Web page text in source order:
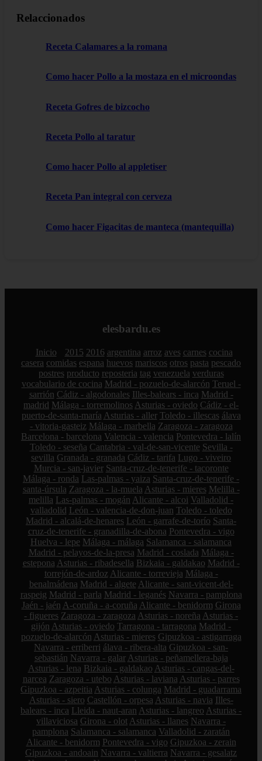
Relaccionados
Receta Calamares a la romana
Como hacer Pollo a la mostaza en el microondas
Receta Gofres de bizcocho
Receta Pollo al taratur
Como hacer Pollo al appletiser
Receta Pan integral con cerveza
Como hacer Figacitas de manteca (mantequilla)
elesbardu.es
Inicio 2015 2016 argentina arroz aves carnes cocina
casera comidas espana huevos mariscos otros pasta pescado
postres producto reposteria tag venezuela verduras
vocabulario de cocina Madrid - pozuelo-de-alarcón Teruel -
sarrión Cádiz - algodonales Illes-balears - inca Madrid -
madrid Málaga - torremolinos Asturias - oviedo Cádiz - el-
puerto-de-santa-maría Asturias - aller Toledo - illescas álava
- vitoria-gasteiz Málaga - marbella Zaragoza - zaragoza
Barcelona - barcelona Valencia - valencia Pontevedra - lalín
Toledo - seseña Cantabria - val-de-san-vicente Sevilla -
sevilla Granada - granada Cádiz - tarifa Lugo - viveiro
Murcia - san-javier Santa-cruz-de-tenerife - tacoronte
Málaga - ronda Las-palmas - yaiza Santa-cruz-de-tenerife -
santa-úrsula Zaragoza - la-muela Asturias - mieres Melilla -
melilla Las-palmas - mogán Alicante - alcoi Valladolid -
valladolid León - valencia-de-don-juan Toledo - toledo
Madrid - alcalá-de-henares León - garrafe-de-torío Santa-
cruz-de-tenerife - granadilla-de-abona Pontevedra - vigo
Huelva - lepe Málaga - málaga Salamanca - salamanca
Madrid - pelayos-de-la-presa Madrid - coslada Málaga -
estepona Asturias - ribadesella Bizkaia - galdakao Madrid -
torrejón-de-ardoz Alicante - torrevieja Málaga -
benalmádena Madrid - algete Alicante - sant-vicent-del-
raspeig Madrid - parla Madrid - leganés Navarra - pamplona
Jaén - jaén A-coruña - a-coruña Alicante - benidorm Girona
- figueres Zaragoza - zaragoza Asturias - noreña Asturias -
gijón Asturias - oviedo Tarragona - tarragona Madrid -
pozuelo-de-alarcón Asturias - mieres Gipuzkoa - astigarraga
Navarra - erriberri álava - ribera-alta Gipuzkoa - san-
sebastián Navarra - galar Asturias - peñamellera-baja
Asturias - lena Bizkaia - galdakao Asturias - cangas-del-
narcea Zaragoza - utebo Asturias - laviana Asturias - parres
Gipuzkoa - azpeitia Asturias - colunga Madrid - guadarrama
Asturias - siero Castellón - orpesa Asturias - navia Illes-
balears - inca Lleida - naut-aran Asturias - langreo Asturias -
villaviciosa Girona - olot Asturias - llanes Navarra -
pamplona Salamanca - salamanca Valladolid - zaratán
Alicante - benidorm Pontevedra - vigo Gipuzkoa - zerain
Gipuzkoa - andoain Navarra - valtierra Navarra - gesalatz